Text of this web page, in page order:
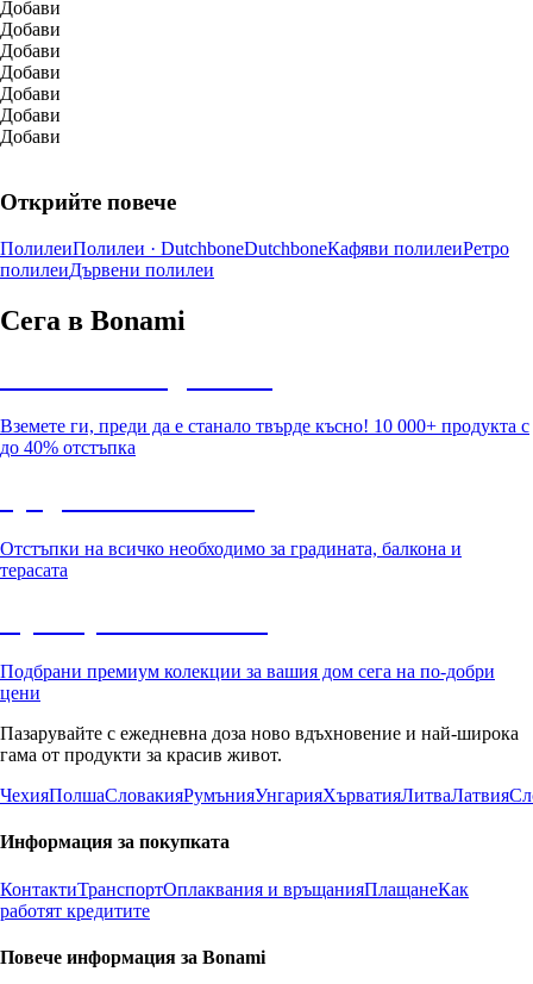
Добави
Добави
Добави
Добави
Добави
Добави
Добави
Открийте повече
ПолилеиПолилеи · DutchboneDutchboneКафяви полилеиРетро
полилеиДървени полилеи
Сега в Bonami
Вземете ги, преди да е станало твърде късно! 10 000+ продукта с
до 40% отстъпка
Отстъпки на всичко необходимо за градината, балкона и
терасата
Подбрани премиум колекции за вашия дом сега на по-добри
цени
Пазарувайте с ежедневна доза ново вдъхновение и най-широка
гама от продукти за красив живот.
ЧехияПолшаСловакияРумънияУнгарияХърватияЛитваЛатвия
Информация за покупката
КонтактиТранспортОплаквания и връщанияПлащанеКак
работят кредитите
Повече информация за Bonami